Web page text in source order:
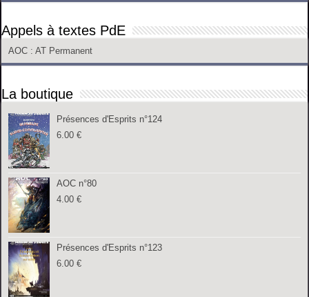
Appels à textes PdE
AOC : AT Permanent
La boutique
Présences d'Esprits n°124
6.00€
AOC n°80
4.00€
Présences d'Esprits n°123
6.00€